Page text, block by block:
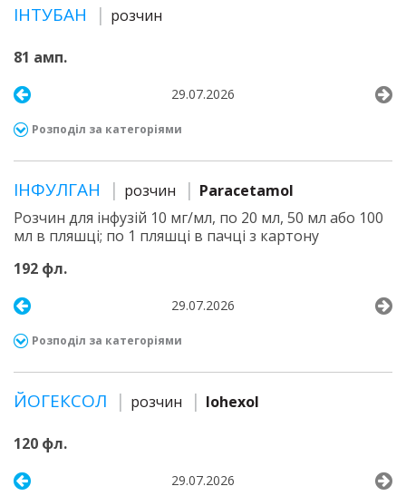
ІНТУБАН розчин
81 амп.
29.07.2026
Розподіл за категоріями
ІНФУЛГАН розчин
Paracetamol
Розчин для інфузій 10 мг/мл, по 20 мл, 50 мл або 100
мл в пляшці; по 1 пляшці в пачці з картону
192 фл.
29.07.2026
Розподіл за категоріями
ЙОГЕКСОЛ розчин Iohexol
120 фл.
29.07.2026